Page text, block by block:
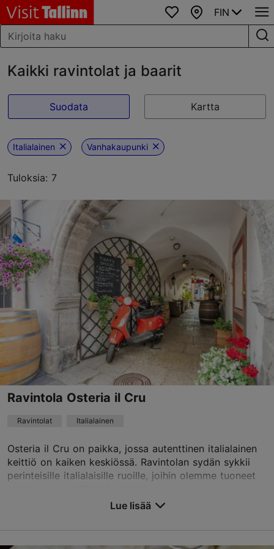
SuosikitKartta
FIN
Kaikki ravintolat ja baarit
Suodata Kartta
Italialainen Vanhakaupunki
Tuloksia: 7
Ravintola Osteria il Cru
Ravintolat Italialainen
Osteria il Cru on paikka, jossa autenttinen italialainen
keittiö on kaiken keskiössä. Ravintolan sydän sykkii
perinteisille italialaisille ruoille, joihin olemme tuoneet
Lue lisää